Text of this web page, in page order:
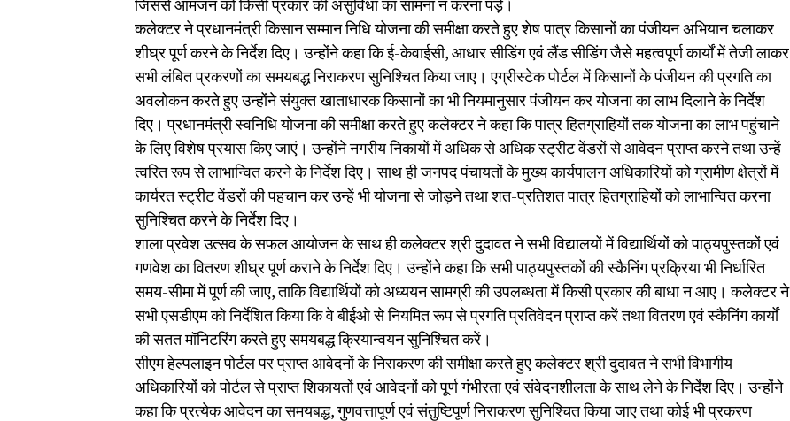
जिससे आमजन को किसी प्रकार की असुविधा का सामना न करना पड़े।
कलेक्टर ने प्रधानमंत्री किसान सम्मान निधि योजना की समीक्षा करते हुए शेष पात्र किसानों का पंजीयन अभियान चलाकर
शीघ्र पूर्ण करने के निर्देश दिए। उन्होंने कहा कि ई-केवाईसी, आधार सीडिंग एवं लैंड सीडिंग जैसे महत्वपूर्ण कार्यों में तेजी लाकर
सभी लंबित प्रकरणों का समयबद्ध निराकरण सुनिश्चित किया जाए। एग्रीस्टेक पोर्टल में किसानों के पंजीयन की प्रगति का
अवलोकन करते हुए उन्होंने संयुक्त खाताधारक किसानों का भी नियमानुसार पंजीयन कर योजना का लाभ दिलाने के निर्देश
दिए। प्रधानमंत्री स्वनिधि योजना की समीक्षा करते हुए कलेक्टर ने कहा कि पात्र हितग्राहियों तक योजना का लाभ पहुंचाने
के लिए विशेष प्रयास किए जाएं। उन्होंने नगरीय निकायों में अधिक से अधिक स्ट्रीट वेंडरों से आवेदन प्राप्त करने तथा उन्हें
त्वरित रूप से लाभान्वित करने के निर्देश दिए। साथ ही जनपद पंचायतों के मुख्य कार्यपालन अधिकारियों को ग्रामीण क्षेत्रों में
कार्यरत स्ट्रीट वेंडरों की पहचान कर उन्हें भी योजना से जोड़ने तथा शत-प्रतिशत पात्र हितग्राहियों को लाभान्वित करना
सुनिश्चित करने के निर्देश दिए।
शाला प्रवेश उत्सव के सफल आयोजन के साथ ही कलेक्टर श्री दुदावत ने सभी विद्यालयों में विद्यार्थियों को पाठ्यपुस्तकों एवं
गणवेश का वितरण शीघ्र पूर्ण कराने के निर्देश दिए। उन्होंने कहा कि सभी पाठ्यपुस्तकों की स्कैनिंग प्रक्रिया भी निर्धारित
समय-सीमा में पूर्ण की जाए, ताकि विद्यार्थियों को अध्ययन सामग्री की उपलब्धता में किसी प्रकार की बाधा न आए। कलेक्टर ने
सभी एसडीएम को निर्देशित किया कि वे बीईओ से नियमित रूप से प्रगति प्रतिवेदन प्राप्त करें तथा वितरण एवं स्कैनिंग कार्यों
की सतत मॉनिटरिंग करते हुए समयबद्ध क्रियान्वयन सुनिश्चित करें।
सीएम हेल्पलाइन पोर्टल पर प्राप्त आवेदनों के निराकरण की समीक्षा करते हुए कलेक्टर श्री दुदावत ने सभी विभागीय
अधिकारियों को पोर्टल से प्राप्त शिकायतों एवं आवेदनों को पूर्ण गंभीरता एवं संवेदनशीलता के साथ लेने के निर्देश दिए। उन्होंने
कहा कि प्रत्येक आवेदन का समयबद्ध, गुणवत्तापूर्ण एवं संतुष्टिपूर्ण निराकरण सुनिश्चित किया जाए तथा कोई भी प्रकरण